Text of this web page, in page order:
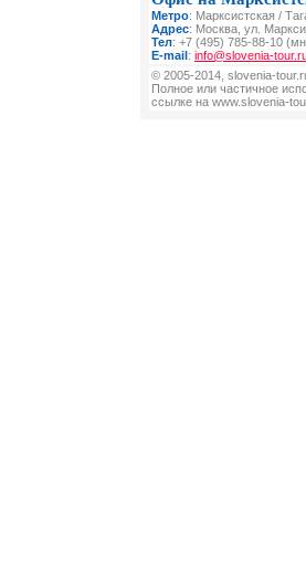
Метро: Марксистская /
Адрес: Москва, ул.
Тел: +7 (495) 785-88-10
E-mail: info@slovenia-
© 2005-2014, slovenia-
Полное или частичное
ссылке на www.slovenia-